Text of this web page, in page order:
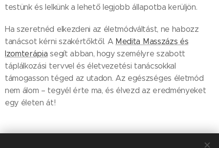
testünk és lelkünk a lehető legjobb állapotba kerüljön.
Ha szeretnéd elkezdeni az életmódváltást, ne habozz
tanácsot kérni szakértőktől. A Medita Masszázs és
Izomterápia segít abban, hogy személyre szabott
táplálkozási tervvel és életvezetési tanácsokkal
támogasson téged az utadon. Az egészséges életmód
nem álom – tegyél érte ma, és élvezd az eredményeket
egy életen át!